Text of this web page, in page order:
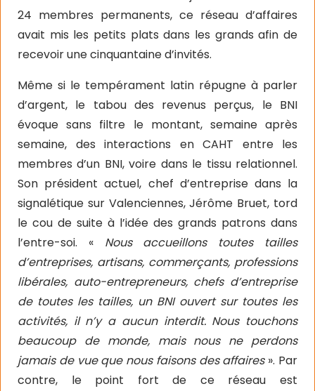
24 membres permanents, ce réseau d’affaires
avait mis les petits plats dans les grands afin de
recevoir une cinquantaine d’invités.
Même si le tempérament latin répugne à parler
d’argent, le tabou des revenus perçus, le BNI
évoque sans filtre le montant, semaine après
semaine, des interactions en CAHT entre les
membres d’un BNI, voire dans le tissu relationnel.
Son président actuel, chef d’entreprise dans la
signalétique sur Valenciennes, Jérôme Bruet, tord
le cou de suite à l’idée des grands patrons dans
l’entre-soi. «Nous accueillons toutes tailles
d’entreprises, artisans, commerçants, professions
libérales, auto-entrepreneurs, chefs d’entreprise
de toutes les tailles, un BNI ouvert sur toutes les
activités, il n’y a aucun interdit. Nous touchons
beaucoup de monde, mais nous ne perdons
jamais de vue que nous faisons des affaires ». Par
contre, le point fort de ce réseau est